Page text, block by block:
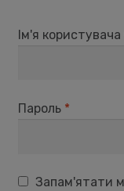
Ім'я
Пароль *
Запам'ятати